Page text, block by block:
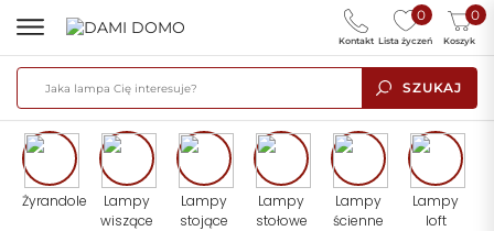
SZUKAJ
0
Lista życzeń
0
Koszyk
Kontakt
Żyrandole
Lampy
wiszące
Lampy
stojące
Lampy
stołowe
Lampy
ścienne
Lampy
loft